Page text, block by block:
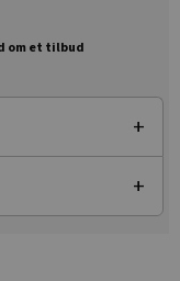
om et tilbud